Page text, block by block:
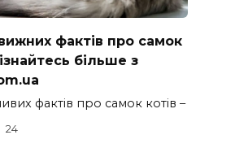
фактів про самок
більше з
фактів про самок котів –
24